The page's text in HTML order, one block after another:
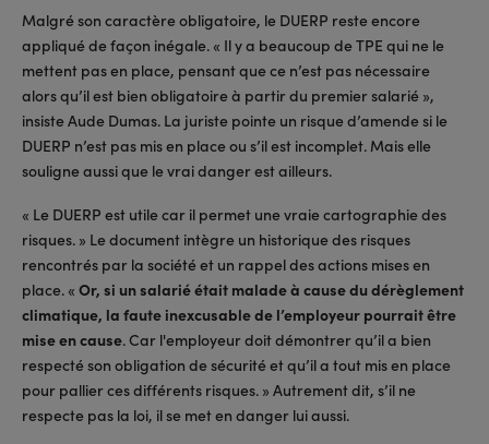
Malgré son caractère obligatoire, le DUERP reste encore
appliqué de façon inégale. « Il y a beaucoup de TPE qui ne le
mettent pas en place, pensant que ce n’est pas nécessaire
alors qu’il est bien obligatoire à partir du premier salarié »,
insiste Aude Dumas. La juriste pointe un risque d’amende si le
DUERP n’est pas mis en place ou s’il est incomplet. Mais elle
souligne aussi que le vrai danger est ailleurs.
« Le DUERP est utile car il permet une vraie cartographie des
risques. » Le document intègre un historique des risques
rencontrés par la société et un rappel des actions mises en
place. « Or, si un salarié était malade à cause du dérèglement
climatique, la faute inexcusable de l’employeur pourrait être
mise en cause. Car l'employeur doit démontrer qu’il a bien
respecté son obligation de sécurité et qu’il a tout mis en place
pour pallier ces différents risques. » Autrement dit, s’il ne
respecte pas la loi, il se met en danger lui aussi.